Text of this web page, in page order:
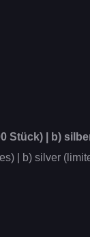
Stück) | b)
| b) silver